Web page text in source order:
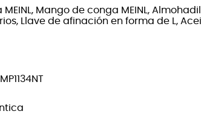
Mango de conga MEINL,
Llave de afinación en forma de L,